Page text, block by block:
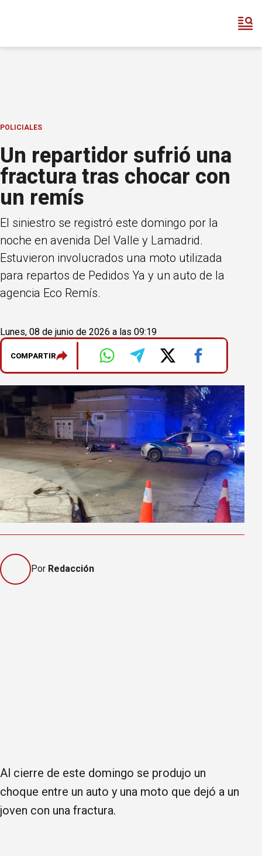
POLICIALES
Un repartidor sufrió una
fractura tras chocar con
un remís
El siniestro se registró este domingo por la
noche en avenida Del Valle y Lamadrid.
Estuvieron involucrados una moto utilizada
para repartos de Pedidos Ya y un auto de la
agencia Eco Remís.
Lunes, 08 de junio de 2026 a las 09:19
COMPARTIR
Por Redacción
Al cierre de este domingo se produjo un
choque entre un auto y una moto que dejó a un
joven con una fractura.